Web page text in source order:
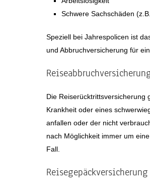
Schwere Sachschäden
Speziell bei Jahrespolicen ist
und Abbruchversicherung für
Die Reiserücktrittsversicherung
Krankheit oder eines
anfallen oder der nicht
nach Möglichkeit immer um
Fall.
Reisegepäckversicherung